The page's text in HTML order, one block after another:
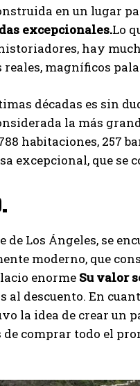
en un lugar
excepcionales.Lo
hay
magníficos
décadas es sin
la más
habitaciones, 257
excepcional, que se
Los Ángeles, se
moderno, que
enorme Su valor
al descuento. En
la idea de crear un
comprar todo el